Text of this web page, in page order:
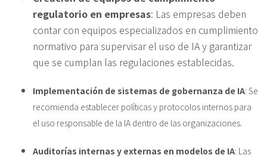
regulatorio en empresas: Las empresas deben
contar con equipos especializados en cumplimiento
normativo para supervisar el uso de IA y garantizar
que se cumplan las regulaciones establecidas.
Implementación de sistemas de gobernanza de IA: Se
recomienda establecer políticas y protocolos internos para
el uso responsable de la IA dentro de las organizaciones.
Auditorías internas y externas en modelos de IA: Las